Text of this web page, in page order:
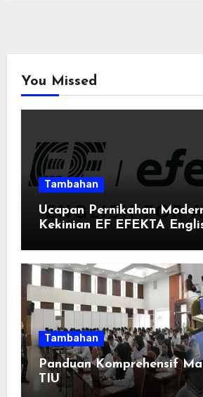
You Missed
Tambahan
Ucapan Pernikahan
Kekinian EF EFEKTA
Tambahan
Panduan Komprehensif
TIU